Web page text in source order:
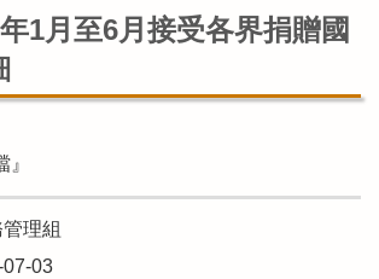
1月至6月接受各界捐贈國
理組
03